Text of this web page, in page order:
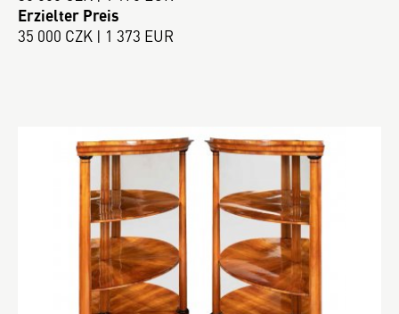
Erzielter Preis
35 000 CZK | 1 373 EUR